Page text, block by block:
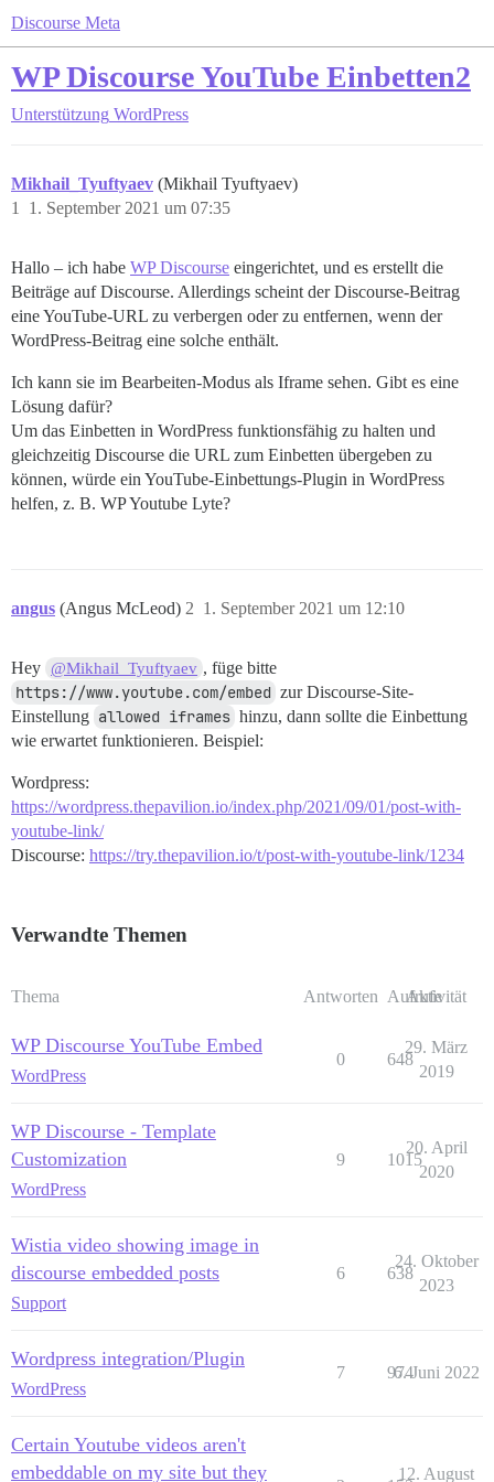
Discourse Meta
WP Discourse YouTube Einbetten2
Unterstützung WordPress
Mikhail_Tyuftyaev (Mikhail Tyuftyaev)
1. September 2021 um 07:35
1
Hallo – ich habe WP Discourse eingerichtet, und es erstellt die
Beiträge auf Discourse. Allerdings scheint der Discourse-Beitrag
eine YouTube-URL zu verbergen oder zu entfernen, wenn der
WordPress-Beitrag eine solche enthält.
Ich kann sie im Bearbeiten-Modus als Iframe sehen. Gibt es eine
Lösung dafür?
Um das Einbetten in WordPress funktionsfähig zu halten und
gleichzeitig Discourse die URL zum Einbetten übergeben zu
können, würde ein YouTube-Einbettungs-Plugin in WordPress
helfen, z. B. WP Youtube Lyte?
angus (Angus McLeod) 1. September 2021 um 12:10
2
Hey @Mikhail_Tyuftyaev , füge bitte
https://www.youtube.com/embed zur Discourse-Site-
Einstellung allowed iframes hinzu, dann sollte die Einbettung
wie erwartet funktionieren. Beispiel:
Wordpress:
https://wordpress.thepavilion.io/index.php/2021/09/01/post-with-
youtube-link/
Discourse: https://try.thepavilion.io/t/post-with-youtube-link/1234
Verwandte Themen
Thema Antworten Aufrufe
Aktivität
WP Discourse YouTube Embed
WordPress
0 648
29. März
2019
WP Discourse - Template
Customization
WordPress
9 1015
20. April
2020
Wistia video showing image in
discourse embedded posts
Support
6 638
24. Oktober
2023
Wordpress integration/Plugin
WordPress
7 974
6. Juni 2022
Certain Youtube videos aren't
embeddable on my site but they
12. August